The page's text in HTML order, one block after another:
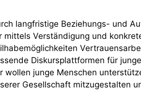
langfristige Beziehungs- und
mittels Verständigung und
Diskursplattformen für
wollen junge Menschen
Gesellschaft mitzugestalten